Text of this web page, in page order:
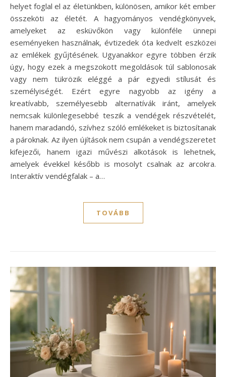
helyet foglal el az életünkben, különösen, amikor két ember
összeköti az életét. A hagyományos vendégkönyvek,
amelyeket az esküvőkön vagy különféle ünnepi
eseményeken használnak, évtizedek óta kedvelt eszközei
az emlékek gyűjtésének. Ugyanakkor egyre többen érzik
úgy, hogy ezek a megszokott megoldások túl sablonosak
vagy nem tükrözik eléggé a pár egyedi stílusát és
személyiségét. Ezért egyre nagyobb az igény a
kreatívabb, személyesebb alternatívák iránt, amelyek
nemcsak különlegesebbé teszik a vendégek részvételét,
hanem maradandó, szívhez szóló emlékeket is biztosítanak
a pároknak. Az ilyen újítások nem csupán a vendégszeretet
kifejezői, hanem igazi művészi alkotások is lehetnek,
amelyek évekkel később is mosolyt csalnak az arcokra.
Interaktív vendégfalak – a…
TOVÁBB